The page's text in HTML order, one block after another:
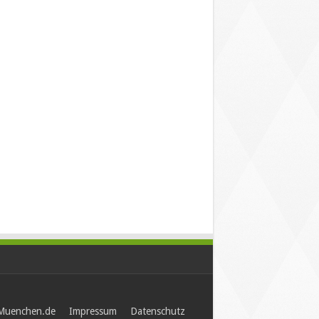
Impressum Datenschutz